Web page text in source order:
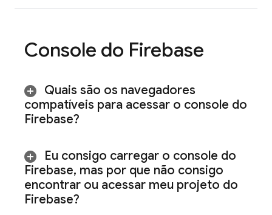
Console do Firebase
Quais são os navegadores
compatíveis para acessar o console do
Firebase?
Eu consigo carregar o console do
Firebase, mas por que não consigo
encontrar ou acessar meu projeto do
Firebase?